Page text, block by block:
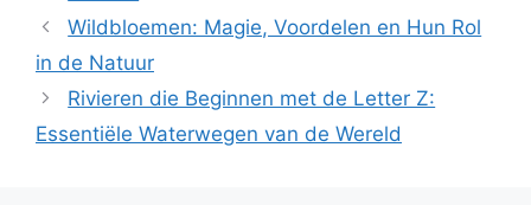
Wildbloemen: Magie, Voordelen en Hun Rol
in de Natuur
Rivieren die Beginnen met de Letter Z:
Essentiële Waterwegen van de Wereld